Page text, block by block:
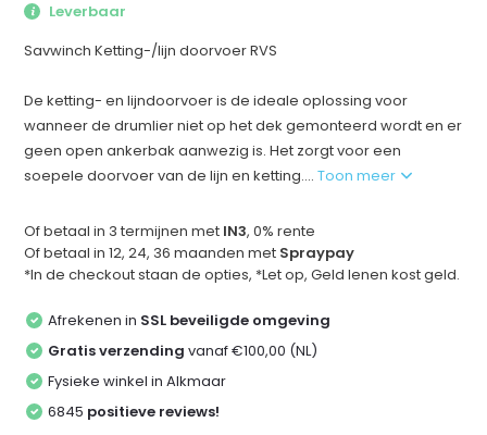
Leverbaar
Savwinch Ketting-/lijn doorvoer RVS
De ketting- en lijndoorvoer is de ideale oplossing voor
wanneer de drumlier niet op het dek gemonteerd wordt en er
geen open ankerbak aanwezig is. Het zorgt voor een
soepele doorvoer van de lijn en ketting....Toon meer
Of betaal in 3 termijnen met IN3, 0% rente
Of betaal in 12, 24, 36 maanden met Spraypay
*In de checkout staan de opties, *Let op, Geld lenen kost geld.
Afrekenen in SSL beveiligde omgeving
Gratis verzending vanaf €100,00 (NL)
Fysieke winkel in Alkmaar
6845 positieve reviews!